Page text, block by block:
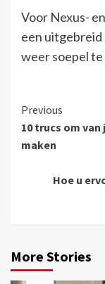
Voor Nexus-
een uitgebreid
weer soepel te
Continue
Reading
Previous
10 trucs om
maken
Hoe u
More Stories